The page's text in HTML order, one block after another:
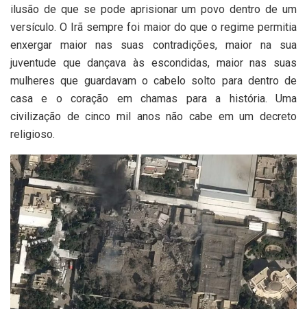
ilusão de que se pode aprisionar um povo dentro de um
versículo. O Irã sempre foi maior do que o regime permitia
enxergar maior nas suas contradições, maior na sua
juventude que dançava às escondidas, maior nas suas
mulheres que guardavam o cabelo solto para dentro de
casa e o coração em chamas para a história. Uma
civilização de cinco mil anos não cabe em um decreto
religioso.